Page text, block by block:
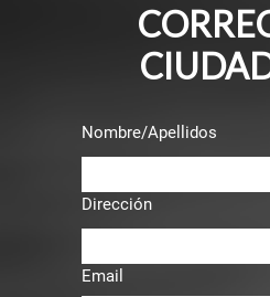
Nombre/Apellidos
Dirección
Email